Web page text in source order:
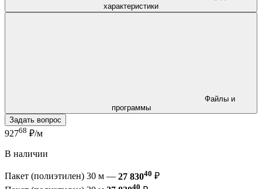
характеристики
программы
Задать вопрос
92768 ₽/м
В наличии
Пакет (полиэтилен) 30 м — 27 83040 ₽
40